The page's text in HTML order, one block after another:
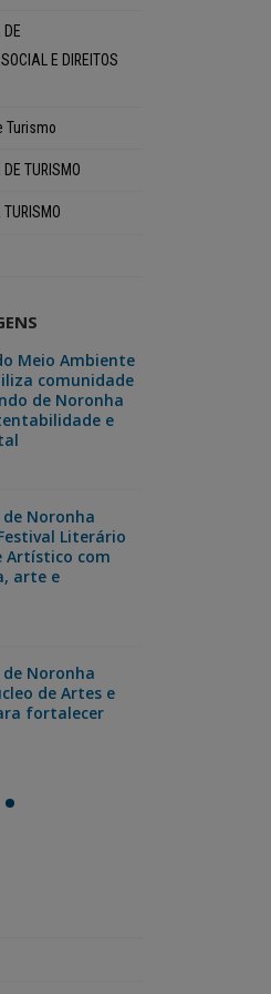
Noronha
e
foco em
e
DE
E DIREITOS
Turismo
TURISMO
Meio Ambiente
comunidade
de Noronha
e
Noronha
Literário
Artístico com
arte e
Noronha
de Artes e
fortalecer